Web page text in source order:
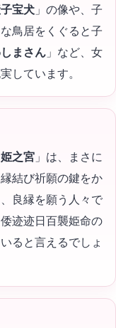
宝犬 」の像や、子
鳥居をくぐると子
まさん 」など、女
しています。
姫之宮 」は、まさに
結び祈願の鍵をか
良縁を願う人々で
迹迹日百襲姫命の
ると言えるでしょ